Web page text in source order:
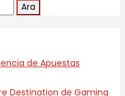
de Apuestas
Destination de Gaming